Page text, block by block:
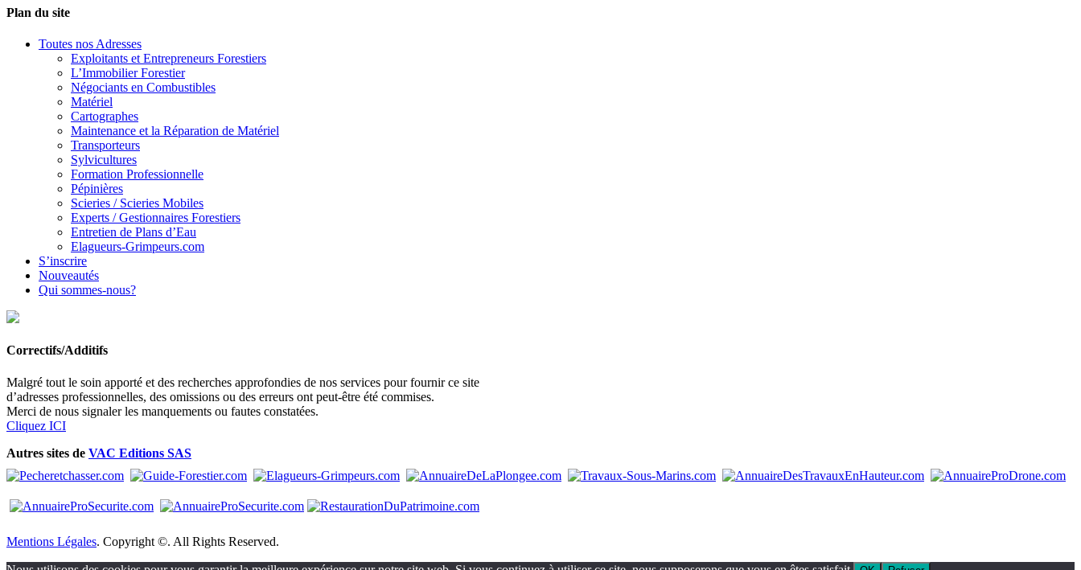
Plan du site
Toutes nos Adresses
Exploitants et Entrepreneurs Forestiers
L’Immobilier Forestier
Négociants en Combustibles
Matériel
Cartographes
Maintenance et la Réparation de Matériel
Transporteurs
Sylvicultures
Formation Professionnelle
Pépinières
Scieries / Scieries Mobiles
Experts / Gestionnaires Forestiers
Entretien de Plans d’Eau
Elagueurs-Grimpeurs.com
S’inscrire
Nouveautés
Qui sommes-nous?
Correctifs/Additifs
Malgré tout le soin apporté et des recherches approfondies de nos services pour fournir ce site
d’adresses professionnelles, des omissions ou des erreurs ont peut-être été commises.
Merci de nous signaler les manquements ou fautes constatées.
Cliquez ICI
Autres sites de VAC Editions SAS
Mentions Légales. Copyright ©. All Rights Reserved.